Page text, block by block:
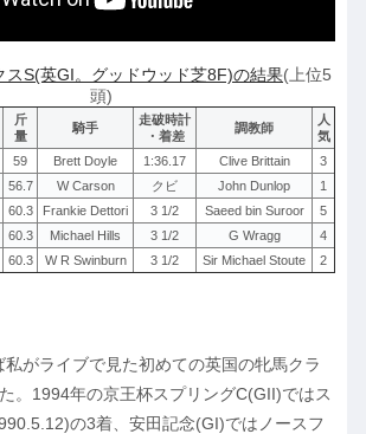
スS(英GI。グッドウッド芝8F)の結果(上位5
頭)
斤
量
騎手
走破時計
・着差
調教師
人
気
59 Brett Doyle 1:36.17 Clive Brittain
3
56.7 W Carson クビ John Dunlop
1
60.3 Frankie Dettori 3 1/2 Saeed bin Suroor
5
60.3 Michael Hills 3 1/2 G Wragg
4
60.3 W R Swinburn 3 1/2 Sir Michael Stoute 2
がライブで見た初めての英国の牝馬クラ
。1994年の京王杯スプリングC(GII)ではス
の3着、安田記念(GI)ではノースフ